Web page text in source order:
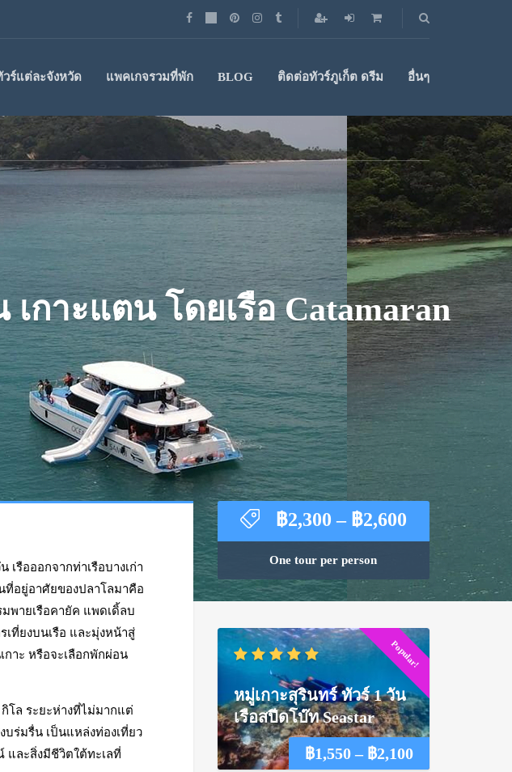
วร์แต่ละจังหวัด แพคเกจรวมที่พัก BLOG ติดต่อทัวร์ภูเก็ต ดรีม อื่นๆ
กาะแตน โดยเรือ Catamaran
เรือออกจากท่าเรือบางเก่า
ที่อยู่อาศัยของปลาโลมาคือ
พายเรือคายัค แพดเดิ้ลบ
ที่ยงบนเรือ และมุ่งหน้าสู่
าะ หรือจะเลือกพักผ่อน
โล ระยะห่างที่ไม่มากแต่
ร่มรื่น เป็นแหล่งท่องเที่ยว
และสิ่งมีชีวิตใต้ทะเลที่
฿2,300 – ฿2,600Price
range:
฿2,300
through
฿2,600
One tour per person
Popular!
฿1,550 – ฿2,100Price
หมู่เกาะสุรินทร์ ทัวร์ 1 วัน
เรือสปีดโบ๊ท Seastar